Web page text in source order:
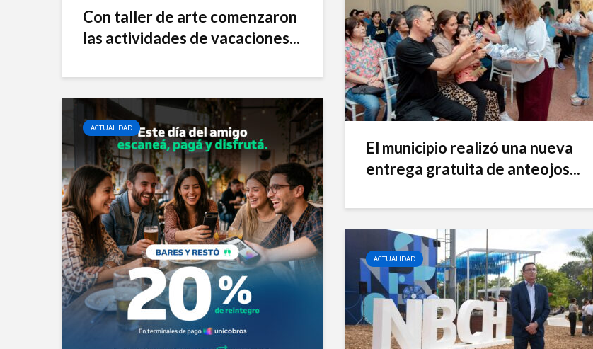
Con taller de arte comenzaron
las actividades de vacaciones...
El municipio realizó una nueva
entrega gratuita de anteojos...
ACTUALIDAD
ACTUALIDAD